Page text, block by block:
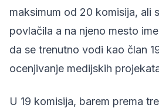
maksimum od 20 komisija, ali
povlačila a na njeno mesto
da se trenutno vodi kao član
ocenjivanje medijskih
U 19 komisija, barem prema